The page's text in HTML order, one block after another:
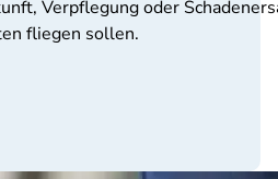
Verpflegung oder
fliegen sollen.